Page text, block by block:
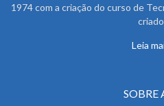
1974 com a criação do curso de
Leia
SOBRE